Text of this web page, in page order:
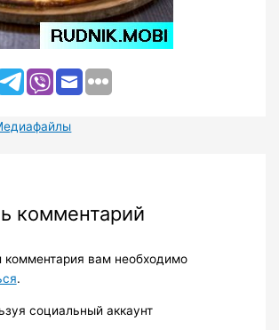
комментарий
комментария вам необходимо
.
социальный аккаунт